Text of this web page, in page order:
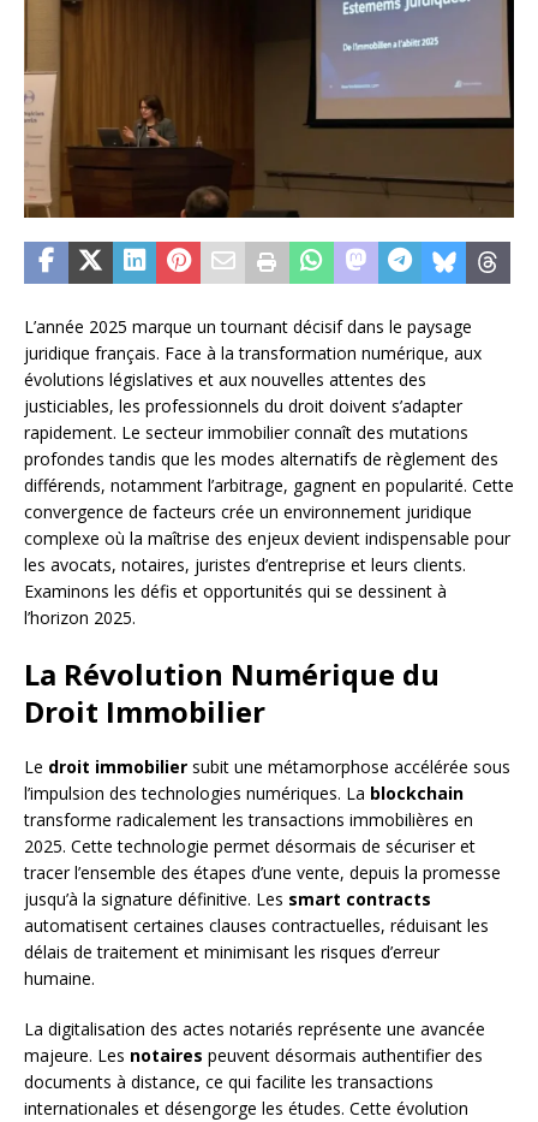
L’année 2025 marque un tournant décisif dans le paysage
juridique français. Face à la transformation numérique, aux
évolutions législatives et aux nouvelles attentes des
justiciables, les professionnels du droit doivent s’adapter
rapidement. Le secteur immobilier connaît des mutations
profondes tandis que les modes alternatifs de règlement des
différends, notamment l’arbitrage, gagnent en popularité. Cette
convergence de facteurs crée un environnement juridique
complexe où la maîtrise des enjeux devient indispensable pour
les avocats, notaires, juristes d’entreprise et leurs clients.
Examinons les défis et opportunités qui se dessinent à
l’horizon 2025.
La Révolution Numérique du
Droit Immobilier
Le droit immobilier subit une métamorphose accélérée sous
l’impulsion des technologies numériques. La blockchain
transforme radicalement les transactions immobilières en
2025. Cette technologie permet désormais de sécuriser et
tracer l’ensemble des étapes d’une vente, depuis la promesse
jusqu’à la signature définitive. Les smart contracts
automatisent certaines clauses contractuelles, réduisant les
délais de traitement et minimisant les risques d’erreur
humaine.
La digitalisation des actes notariés représente une avancée
majeure. Les notaires peuvent désormais authentifier des
documents à distance, ce qui facilite les transactions
internationales et désengorge les études. Cette évolution